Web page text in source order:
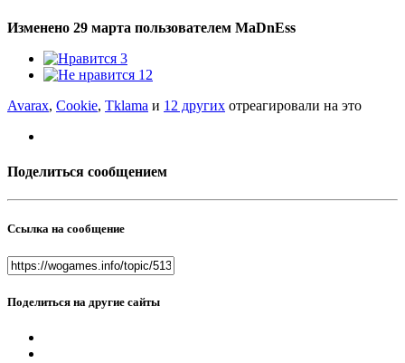
Изменено 29 марта пользователем MaDnEss
3
12
Avarax, Cookie, Tklama и 12 других отреагировали на это
Поделиться сообщением
Ссылка на сообщение
Поделиться на другие сайты